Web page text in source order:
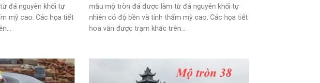
đá nguyên khối tự
mỹ cao. Các họa tiết
mẫu mộ tròn đá được làm từ đá nguyên khối tự
nhiên có độ bền và tính thẩm mỹ cao. Các họa tiết
hoa văn được trạm khắc trên...